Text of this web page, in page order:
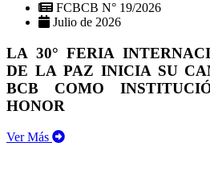
FCBCB N° 19/2026
Julio de 2026
LA 30° FERIA
DE LA PAZ INICIA SU
BCB COMO
HONOR
Ver Más